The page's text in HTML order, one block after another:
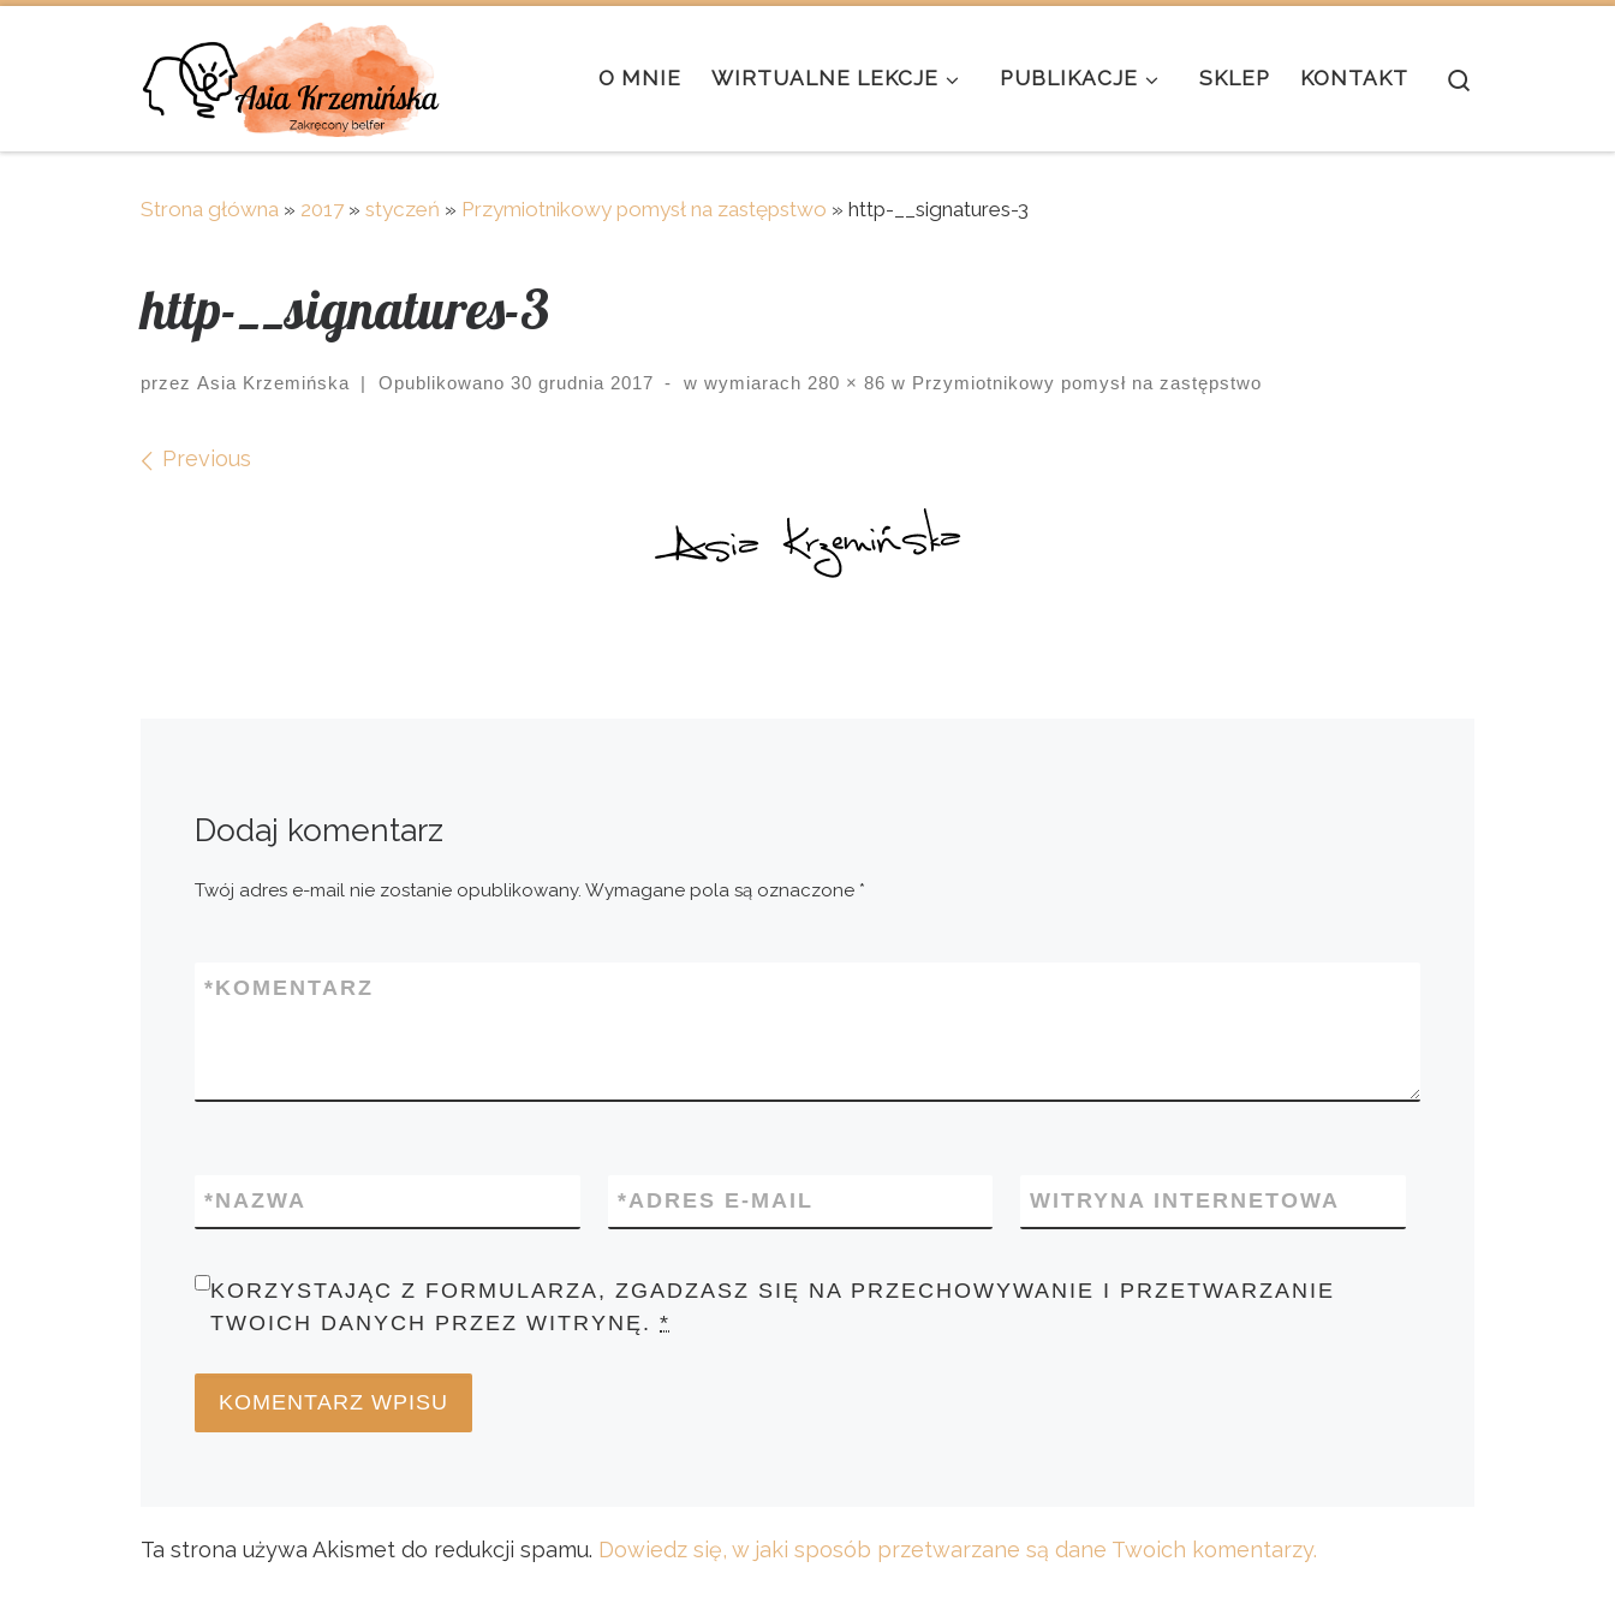
O MNIE WIRTUALNE LEKCJE PUBLIKACJE SKLEP KONTAKT
Strona główna » 2017 » styczeń » Przymiotnikowy pomysł na zastępstwo » http-__signatures-3
http-__signatures-3
przez Asia Krzemińska | Opublikowano 30 grudnia 2017 - w wymiarach 280 × 86 w Przymiotnikowy pomysł na zastępstwo
Images navigation
Previous
Dodaj komentarz
Twój adres e-mail nie zostanie opublikowany. Wymagane pola są oznaczone *
KOMENTARZ
*
NAZWA
* ADRES E-MAIL
* WITRYNA INTERNETOWA
KORZYSTAJĄC Z FORMULARZA, ZGADZASZ SIĘ NA PRZECHOWYWANIE I PRZETWARZANIE
TWOICH DANYCH PRZEZ WITRYNĘ.*
Ta strona używa Akismet do redukcji spamu. Dowiedz się, w jaki sposób przetwarzane są dane Twoich komentarzy.